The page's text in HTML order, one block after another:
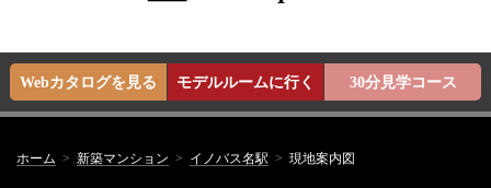
Webカタログを見る モデルルームに行く 30分見学コース
ホーム 新築マンション イノバス名駅 現地案内図